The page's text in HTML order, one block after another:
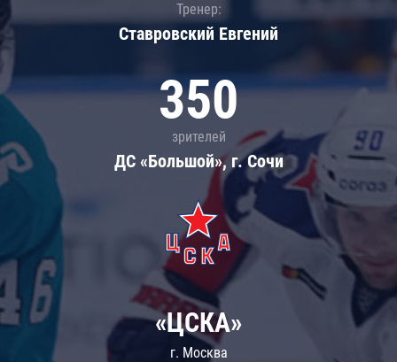
Тренер:
Ставровский Евгений
350
зрителей
ДС «Большой», г. Сочи
«ЦСКА»
г. Москва